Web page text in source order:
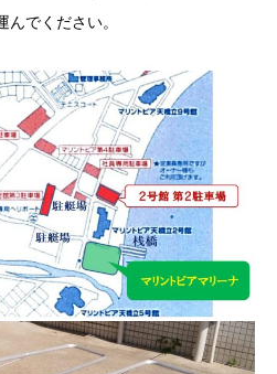
でください。